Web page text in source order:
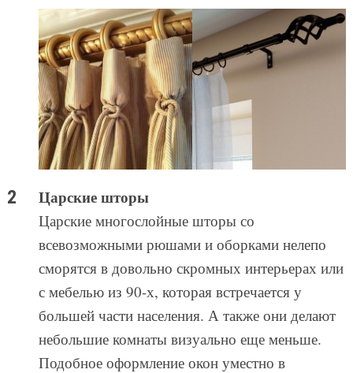
Царские шторы
Царские многослойные шторы со
всевозможными рюшами и оборками нелепо
сморятся в довольно скромных интерьерах или
с мебелью из 90-х, которая встречается у
большей части населения. А также они делают
небольшие комнаты визуально еще меньше.
Подобное оформление окон уместно в